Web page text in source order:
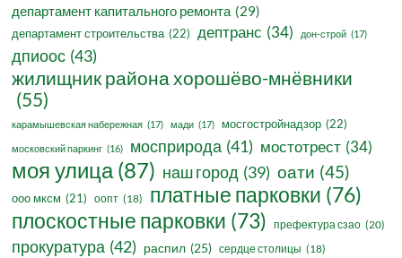
департамент капитального ремонта (29)
департамент строительства (22) дептранс (34) дон-строй (17)
дпиоос (43)
жилищник района хорошёво-мнёвники
(55)
карамышевская набережная (17) мади (17) мосгостройнадзор (22)
московский паркинг (16) мосприрода (41) мостотрест (34)
моя улица(87) наш город (39) оати (45)
ооо мксм (21) оопт (18) платные парковки (76)
плоскостные парковки (73) префектура сзао (20)
прокуратура (42) распил (25) сердце столицы (18)